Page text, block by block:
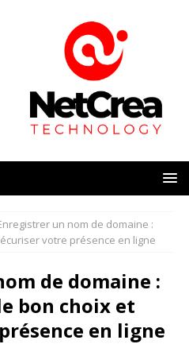
un nom de domaine :
votre présence en ligne
de domaine :
bon choix et
en ligne